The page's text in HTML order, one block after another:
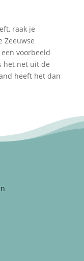
raak je
Zeeuwse
voorbeeld
het net uit de
heeft het dan